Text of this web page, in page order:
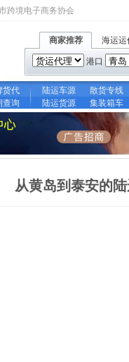
跨境电子商务协会
商家推荐 海运运
港口
货代 陆运车源
散货专线
查询 陆运货源 集装箱车
从黄岛到泰安的